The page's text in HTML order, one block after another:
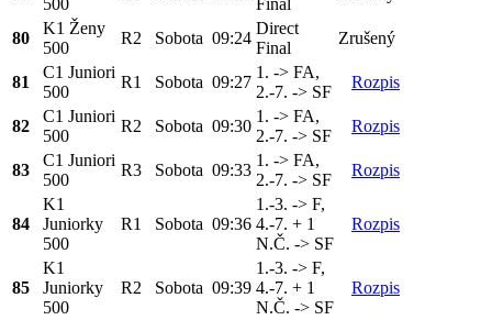
500
Final
80
K1 Ženy
500
R2 Sobota 09:24
Direct
Final
Zrušený
81
C1 Juniori
500
R1 Sobota 09:27
1. -> FA,
2.-7. -> SF
Rozpis
82
C1 Juniori
500
R2 Sobota 09:30
1. -> FA,
2.-7. -> SF
Rozpis
83
C1 Juniori
500
R3 Sobota 09:33
1. -> FA,
2.-7. -> SF
Rozpis
84
K1
Juniorky
500
R1 Sobota 09:36
1.-3. -> F,
4.-7. + 1
N.Č. -> SF
Rozpis
85
K1
Juniorky
500
R2 Sobota 09:39
1.-3. -> F,
4.-7. + 1
N.Č. -> SF
Rozpis